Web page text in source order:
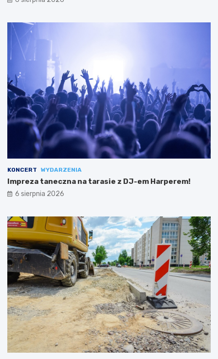
KONCERT WYDARZENIA
Impreza taneczna na tarasie z DJ-em Harperem!
6 sierpnia 2026